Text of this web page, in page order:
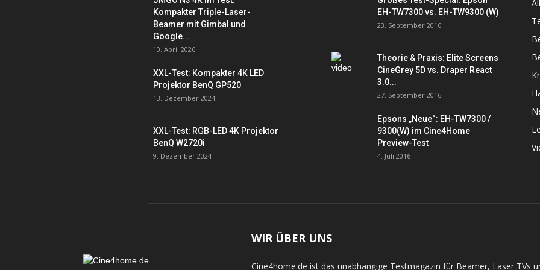
Kompakter Triple-Laser-
Beamer mit Gimbal und
Google...
10. April 2026
XXL-Test: Kompakter 4K LED
Projektor BenQ GP520
13. Dezember 2024
XXL-Test: RGB-LED 4K Projektor
BenQ W2720i
9. Dezember 2024
EH-TW7300 vs. EH-TW9300 (W)
23. September 2016
Theorie & Praxis: Elite Screens
CineGrey 5D vs. Draper React
3.0...
27. September 2016
Epsons „Neue“: EH-TW7300 /
9300(W) im Cine4Home
Preview-Test
4. Juli 2016
WIR ÜBER UNS
Cine4home.de ist das unabhängige Testmagazin für Beamer, Laser TVs